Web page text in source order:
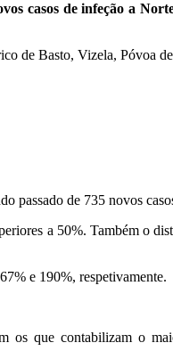
casos de infeção a
de Basto, Vizela, Póvoa
passado de 735 novos
a 50%. Também o
e 190%, respetivamente.
os que contabilizam o